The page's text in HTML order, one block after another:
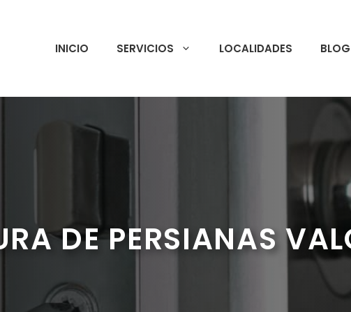
INICIO SERVICIOS LOCALIDADES BLOG
DE PERSIANAS